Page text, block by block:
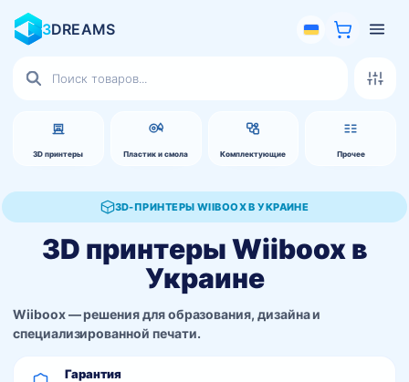
3DREAMS
3D принтеры Пластик и смола Комплектующие Прочее
товаров
3D-ПРИНТЕРЫ WIIBOOX В УКРАИНЕ
3D принтеры Wiiboox в
Украине
Wiiboox — решения для образования, дизайна и
специализированной печати.
Гарантия